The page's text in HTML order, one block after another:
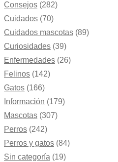
Consejos (282)
Cuidados (70)
Cuidados mascotas (89)
Curiosidades (39)
Enfermedades (26)
Felinos (142)
Gatos (166)
Información (179)
Mascotas (307)
Perros (242)
Perros y gatos (84)
Sin categoría (19)